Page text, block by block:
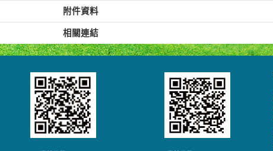
附件資料
相關連結